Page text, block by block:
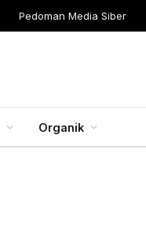
Pedoman Media Siber
Organik